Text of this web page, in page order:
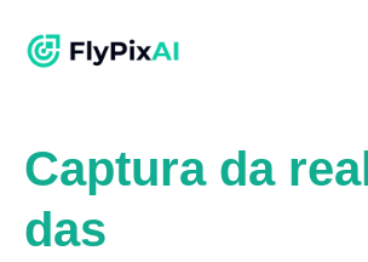
Captura da
das